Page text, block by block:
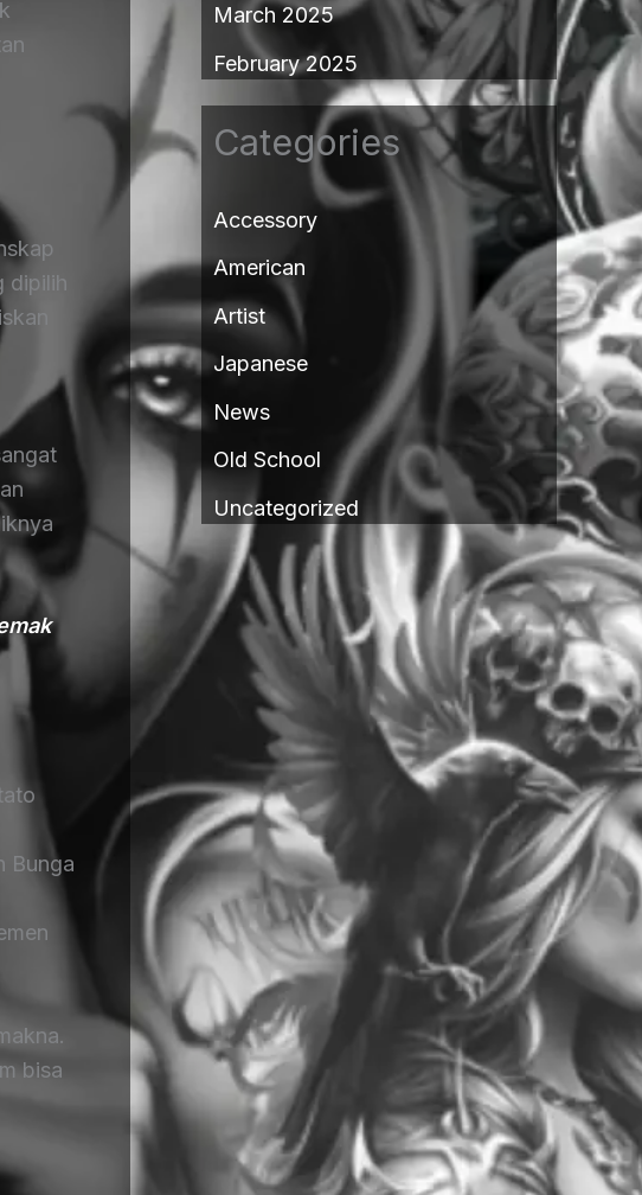
dipilih
Bunga
bisa
March 2025
February 2025
Categories
Accessory
American
Artist
Japanese
News
Old School
Uncategorized